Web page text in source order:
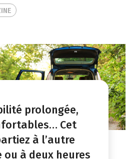
prolongée,
Cet
à l’autre
à deux heures